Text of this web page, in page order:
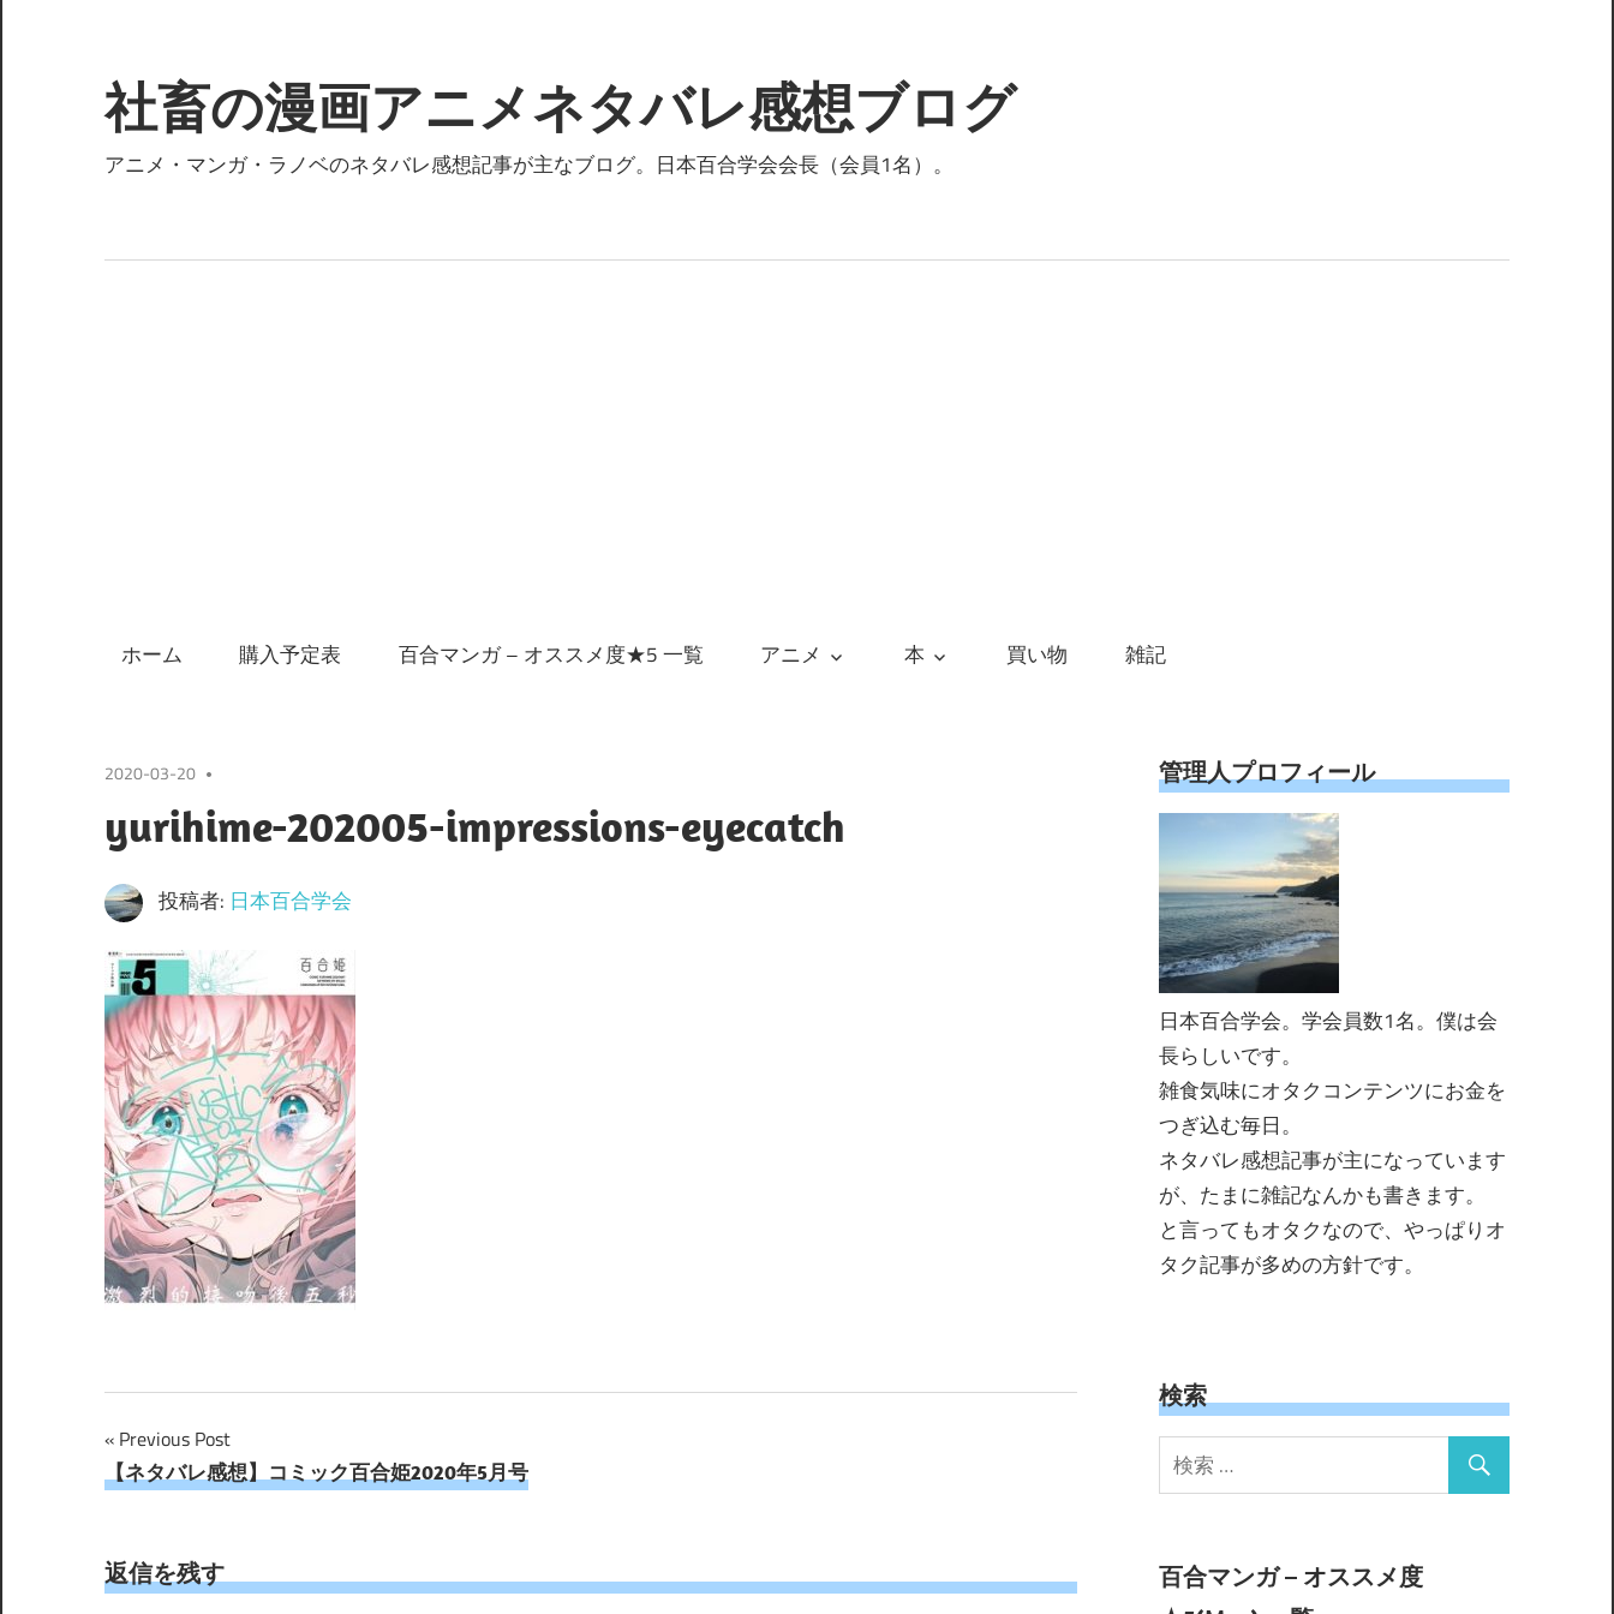
テ
ン
ツ
キ
社畜の漫画アニメネタバレ感想ブログ
アニメ・マンガ・ラノベのネタバレ感想記事が主なブログ。日本百合学会会長（会員1名）。
ホーム 購入予定表 百合マンガ – オススメ度★5 一覧 アニメ 本 買い物 雑記
2020-03-20
yurihime-202005-impressions-eyecatch
投稿者: 日本百合学会
投
稿
ビ
Previous Post
【ネタバレ感想】コミック百合姫2020年5月号
返信を残す
管理人プロフィール
日本百合学会。学会員数1名。僕は会
長らしいです。
雑食気味にオタクコンテンツにお金を
つぎ込む毎日。
ネタバレ感想記事が主になっています
が、たまに雑記なんかも書きます。
と言ってもオタクなので、やっぱりオ
タク記事が多めの方針です。
検索
百合マンガ – オススメ度